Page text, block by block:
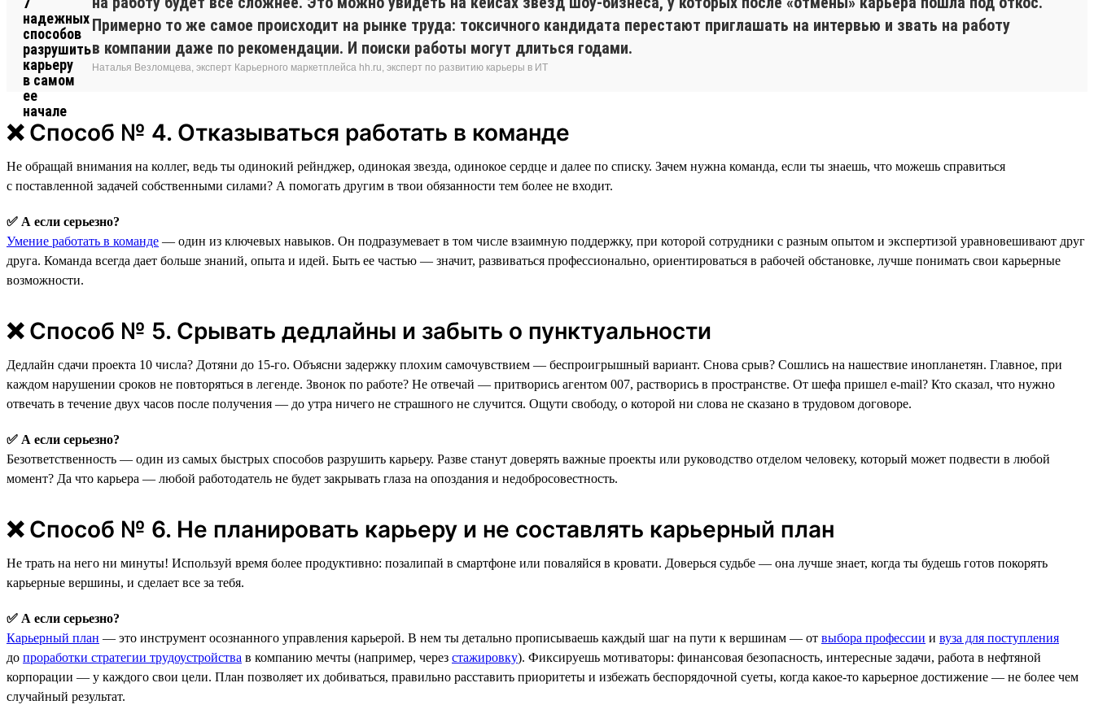
Примерно то же самое происходит на рынке труда: токсичного кандидата перестают приглашать на интервью и звать на работу
в компании даже по рекомендации. И поиски работы могут длиться годами.
Наталья Везломцева, эксперт Карьерного маркетплейса hh.ru, эксперт по развитию карьеры в ИТ
❌ Способ № 4. Отказываться работать в команде
Не обращай внимания на коллег, ведь ты одинокий рейнджер, одинокая звезда, одинокое сердце и далее по списку. Зачем нужна команда, если ты знаешь, что можешь справиться
с поставленной задачей собственными силами? А помогать другим в твои обязанности тем более не входит.
✅ А если серьезно?
Умение работать в команде — один из ключевых навыков. Он подразумевает в том числе взаимную поддержку, при которой сотрудники с разным опытом и экспертизой уравновешивают друг
друга. Команда всегда дает больше знаний, опыта и идей. Быть ее частью — значит, развиваться профессионально, ориентироваться в рабочей обстановке, лучше понимать свои карьерные
возможности.
❌ Способ № 5. Срывать дедлайны и забыть о пунктуальности
Дедлайн сдачи проекта 10 числа? Дотяни до 15-го. Объясни задержку плохим самочувствием — беспроигрышный вариант. Снова срыв? Сошлись на нашествие инопланетян. Главное, при
каждом нарушении сроков не повторяться в легенде. Звонок по работе? Не отвечай — притворись агентом 007, растворись в пространстве. От шефа пришел e-mail? Кто сказал, что нужно
отвечать в течение двух часов после получения — до утра ничего не страшного не случится. Ощути свободу, о которой ни слова не сказано в трудовом договоре.
✅ А если серьезно?
Безответственность — один из самых быстрых способов разрушить карьеру. Разве станут доверять важные проекты или руководство отделом человеку, который может подвести в любой
момент? Да что карьера — любой работодатель не будет закрывать глаза на опоздания и недобросовестность.
❌ Способ № 6. Не планировать карьеру и не составлять карьерный план
Не трать на него ни минуты! Используй время более продуктивно: позалипай в смартфоне или поваляйся в кровати. Доверься судьбе — она лучше знает, когда ты будешь готов покорять
карьерные вершины, и сделает все за тебя.
✅ А если серьезно?
Карьерный план — это инструмент осознанного управления карьерой. В нем ты детально прописываешь каждый шаг на пути к вершинам — от выбора профессии и вуза для поступления
до проработки стратегии трудоустройства в компанию мечты (например, через стажировку). Фиксируешь мотиваторы: финансовая безопасность, интересные задачи, работа в нефтяной
корпорации — у каждого свои цели. План позволяет их добиваться, правильно расставить приоритеты и избежать беспорядочной суеты, когда какое-то карьерное достижение — не более чем
случайный результат.